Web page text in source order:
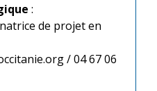
:
de projet en
/ 04 67 06